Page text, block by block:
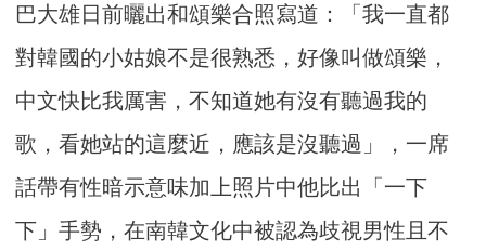
巴大雄日前曬出和頌樂合照寫道：「我一直都
對韓國的小姑娘不是很熟悉，好像叫做頌樂，
中文快比我厲害，不知道她有沒有聽過我的
歌，看她站的這麼近，應該是沒聽過」，一席
話帶有性暗示意味加上照片中他比出「一下
下」手勢，在南韓文化中被認為歧視男性且不